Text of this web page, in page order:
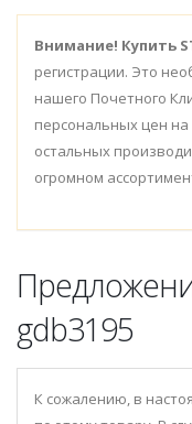
Внимание! Купить
регистрации. Это
нашего Почетного
персональных цен на
остальных
огромном
gdb3195
К сожалению, в